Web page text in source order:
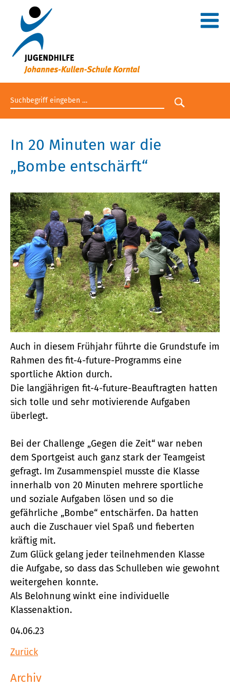
Suchbegriff eingeben
Suche
In 20 Minuten war die
„Bombe entschärft“
Auch in diesem Frühjahr führte die Grundstufe im
Rahmen des fit-4-future-Programms eine
sportliche Aktion durch.
Die langjährigen fit-4-future-Beauftragten hatten
sich tolle und sehr motivierende Aufgaben
überlegt.
Bei der Challenge „Gegen die Zeit“ war neben
dem Sportgeist auch ganz stark der Teamgeist
gefragt. Im Zusammenspiel musste die Klasse
innerhalb von 20 Minuten mehrere sportliche
und soziale Aufgaben lösen und so die
gefährliche „Bombe“ entschärfen. Da hatten
auch die Zuschauer viel Spaß und fieberten
kräftig mit.
Zum Glück gelang jeder teilnehmenden Klasse
die Aufgabe, so dass das Schulleben wie gewohnt
weitergehen konnte.
Als Belohnung winkt eine individuelle
Klassenaktion.
04.06.23
Zurück
Archiv